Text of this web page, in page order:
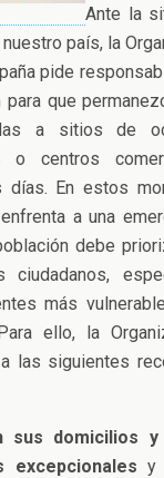
Ante la
país, la
pide
que
a sitios de
o centros
días. En estos
a una
debe
más
ello, la
las siguientes
sus domicilios
excepcionales y